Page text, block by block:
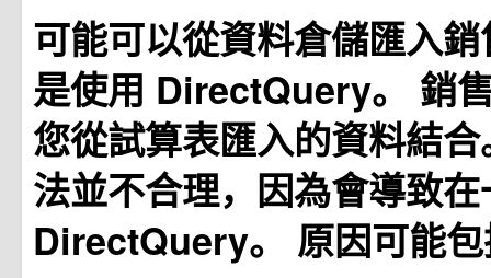
可能可以從資料倉儲匯入
是使用 DirectQuery。 銷
您從試算表匯入的資料結
法並不合理，因為會導致
DirectQuery。 原因可能